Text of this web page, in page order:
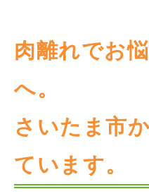
肉離れでお
へ。
さいたま市
ています。